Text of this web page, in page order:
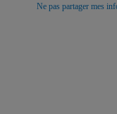
Ne pas partager mes